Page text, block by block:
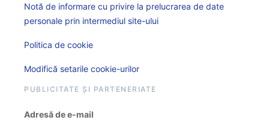
Notă de informare cu privire la prelucrarea de date
personale prin intermediul site-ului
Politica de cookie
Modifică setarile cookie-urilor
PUBLICITATE ȘI PARTENERIATE
Adresă de e-mail